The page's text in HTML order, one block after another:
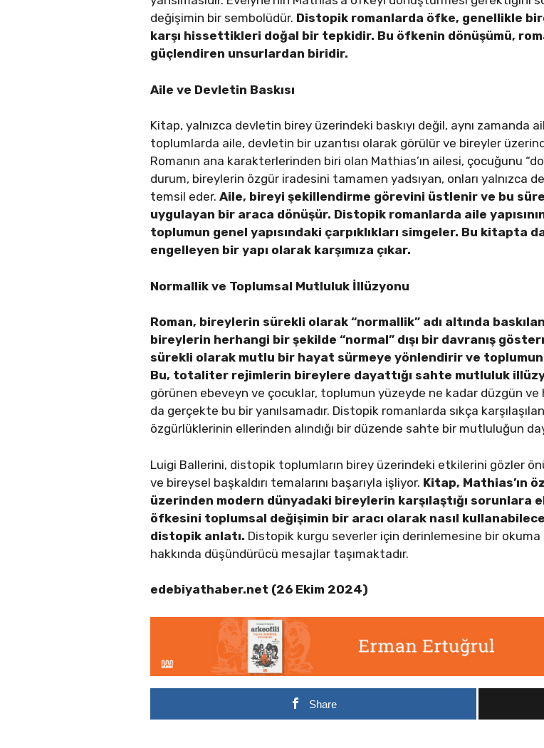
değişimin bir sembolüdür. Distopik romanlarda öfke, genellikle
karşı hissettikleri doğal bir tepkidir. Bu öfkenin dönüşümü,
güçlendiren unsurlardan biridir.
Aile ve Devletin Baskısı
Kitap, yalnızca devletin birey üzerindeki baskıyı değil, aynı zamanda
toplumlarda aile, devletin bir uzantısı olarak görülür ve bireyler
Romanın ana karakterlerinden biri olan Mathias’ın ailesi, çocuğunu
durum, bireylerin özgür iradesini tamamen yadsıyan, onları yalnızca
temsil eder.Aile, bireyi şekillendirme görevini üstlenir ve bu
uygulayan bir araca dönüşür. Distopik romanlarda aile
toplumun genel yapısındaki çarpıklıkları simgeler. Bu kitapta
engelleyen bir yapı olarak karşımıza çıkar.
Normallik ve Toplumsal Mutluluk İllüzyonu
Roman, bireylerin sürekli olarak “normallik” adı altında
bireylerin herhangi bir şekilde “normal” dışı bir davranış
sürekli olarak mutlu bir hayat sürmeye yönlendirir ve toplumun
Bu, totaliter rejimlerin bireylere dayattığı sahte mutluluk
görünen ebeveyn ve çocuklar, toplumun yüzeyde ne kadar düzgün
da gerçekte bu bir yanılsamadır. Distopik romanlarda sıkça
özgürlüklerinin ellerinden alındığı bir düzende sahte bir mutluluğun
Luigi Ballerini, distopik toplumların birey üzerindeki etkilerini gözler
ve bireysel başkaldırı temalarını başarıyla işliyor. Kitap, Mathias’ın
üzerinden modern dünyadaki bireylerin karşılaştığı
öfkesini toplumsal değişimin bir aracı olarak nasıl
distopik anlatı. Distopik kurgu severler için derinlemesine bir
hakkında düşündürücü mesajlar taşımaktadır.
edebiyathaber.net (26 Ekim 2024)
Share